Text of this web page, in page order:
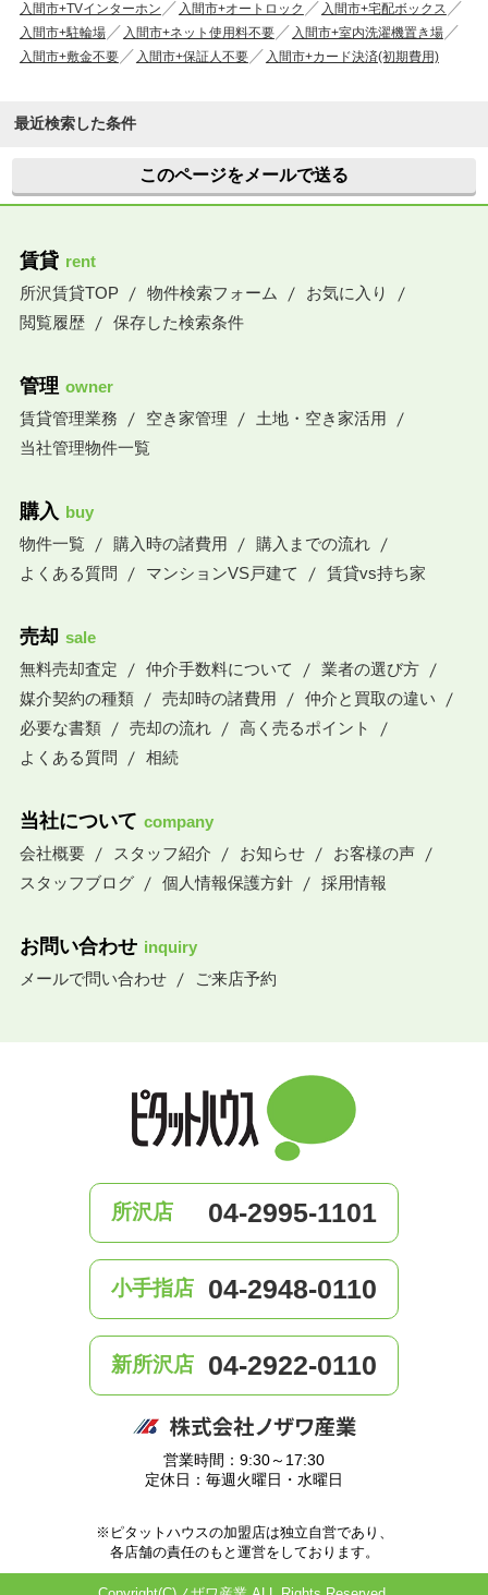
入間市+TVインターホン
入間市+オートロック
入間市+宅配ボックス
入間市+駐輪場
入間市+ネット使用料不要
入間市+室内洗濯機置き場
入間市+敷金不要
入間市+保証人不要 入間市+カード決済(初期費用)
最近検索した条件
このページをメールで送る
賃貸 rent
所沢賃貸TOP
物件検索フォーム
お気に入り
閲覧履歴
保存した検索条件
管理 owner
賃貸管理業務
空き家管理
土地・空き家活用
当社管理物件一覧
購入 buy
物件一覧
購入時の諸費用
購入までの流れ
よくある質問
マンションVS戸建て 賃貸vs持ち家
売却 sale
無料売却査定
仲介手数料について
業者の選び方
媒介契約の種類
売却時の諸費用
仲介と買取の違い
必要な書類
売却の流れ
高く売るポイント
よくある質問
相続
当社について company
会社概要
スタッフ紹介 お知らせ
お客様の声
スタッフブログ
個人情報保護方針 採用情報
お問い合わせ inquiry
メールで問い合わせ
ご来店予約
所沢店 04-2995-1101
小手指店 04-2948-0110
新所沢店 04-2922-0110
営業時間：9:30～17:30
定休日：毎週火曜日・水曜日
※ピタットハウスの加盟店は独立自営であり、
各店舗の責任のもと運営をしております。